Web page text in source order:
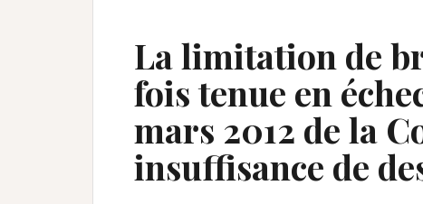
La limitation de
fois tenue en
mars 2012 de la
insuffisance de